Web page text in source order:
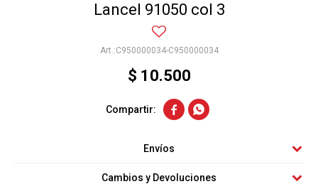
Lancel 91050 col 3
C950000034-C950000034
$ 10.500
 
Envíos
Cambios y Devoluciones